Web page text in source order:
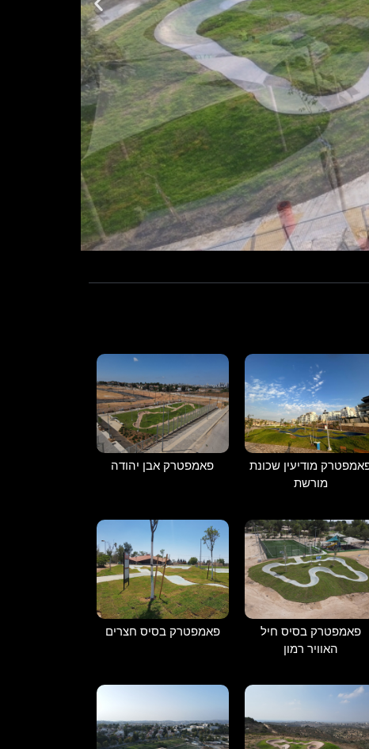
מודיעין שכונת
מורשת
פאמפטרק אבן יהודה
פאמפטרק בסיס חיל
האוויר רמון
פאמפטרק בסיס חצרים